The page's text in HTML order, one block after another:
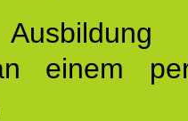
einem